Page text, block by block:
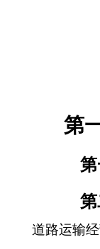
第
道路运输